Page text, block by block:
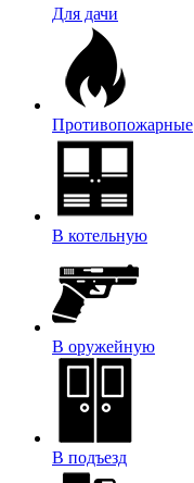
Для дачи
Противопожарные
В котельную
В оружейную
В подъезд